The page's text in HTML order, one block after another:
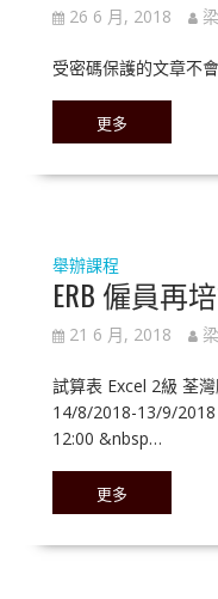
26 6 月, 2018
受密碼保護的文章不
更多
舉辦課程
ERB 僱員再
21 6 月, 2018
試算表 Excel 2級 荃
14/8/2018-13/9/
12:00 &nbsp…
更多